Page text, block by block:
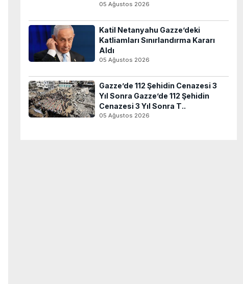
05 Ağustos 2026
Katil Netanyahu Gazze’deki
Katliamları Sınırlandırma Kararı
Aldı
05 Ağustos 2026
Gazze’de 112 Şehidin Cenazesi 3
Yıl Sonra Gazze’de 112 Şehidin
Cenazesi 3 Yıl Sonra T..
05 Ağustos 2026